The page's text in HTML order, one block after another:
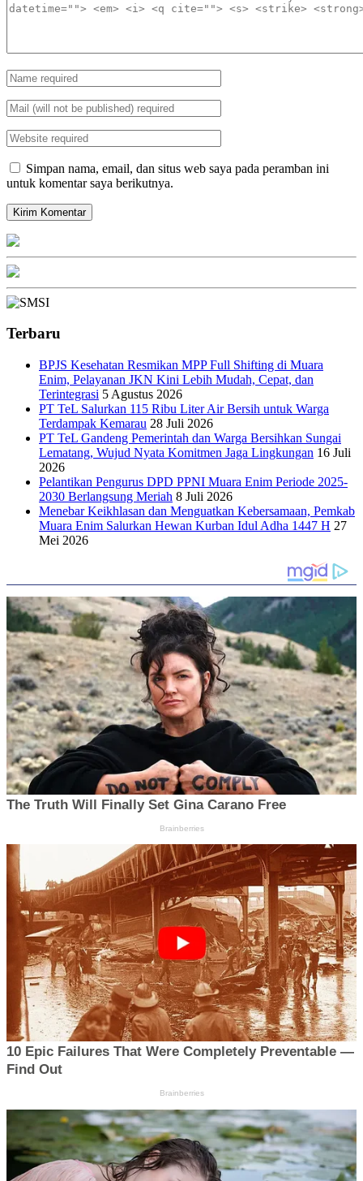
Simpan nama, email, dan situs web saya pada peramban ini
untuk komentar saya berikutnya.
Terbaru
BPJS Kesehatan Resmikan MPP Full Shifting di Muara
Enim, Pelayanan JKN Kini Lebih Mudah, Cepat, dan
Terintegrasi 5 Agustus 2026
PT TeL Salurkan 115 Ribu Liter Air Bersih untuk Warga
Terdampak Kemarau 28 Juli 2026
PT TeL Gandeng Pemerintah dan Warga Bersihkan Sungai
Lematang, Wujud Nyata Komitmen Jaga Lingkungan 16 Juli
2026
Pelantikan Pengurus DPD PPNI Muara Enim Periode 2025-
2030 Berlangsung Meriah 8 Juli 2026
Menebar Keikhlasan dan Menguatkan Kebersamaan, Pemkab
Muara Enim Salurkan Hewan Kurban Idul Adha 1447 H 27
Mei 2026